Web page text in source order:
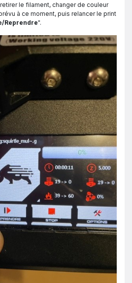
le filament, changer de couleur
à ce moment, puis relancer le print
Reprendre".